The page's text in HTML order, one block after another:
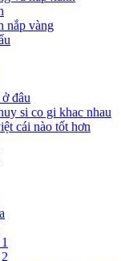
nắp vàng
đâu
si co gi khac nhau
cái nào tốt hơn